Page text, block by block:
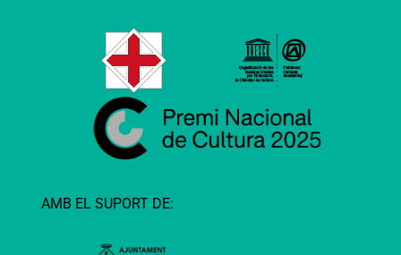
AMB EL SUPORT DE: